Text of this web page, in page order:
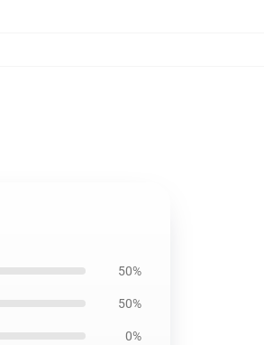
50%
50%
0%